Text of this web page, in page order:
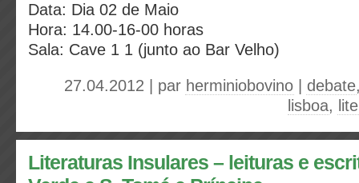
Data: Dia 02 de Maio
Hora: 14.00-16-00 horas
Sala: Cave 1 1 (junto ao Bar Velho)
27.04.2012 | par herminiobovino debate
lisboa,
Literaturas Insulares – leituras e